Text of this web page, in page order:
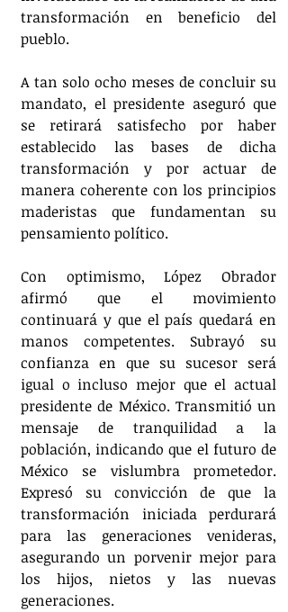
transformación en beneficio del
pueblo.
A tan solo ocho meses de concluir su
mandato, el presidente aseguró que
se retirará satisfecho por haber
establecido las bases de dicha
transformación y por actuar de
manera coherente con los principios
maderistas que fundamentan su
pensamiento político.
Con optimismo, López Obrador
afirmó que el movimiento
continuará y que el país quedará en
manos competentes. Subrayó su
confianza en que su sucesor será
igual o incluso mejor que el actual
presidente de México. Transmitió un
mensaje de tranquilidad a la
población, indicando que el futuro de
México se vislumbra prometedor.
Expresó su convicción de que la
transformación iniciada perdurará
para las generaciones venideras,
asegurando un porvenir mejor para
los hijos, nietos y las nuevas
generaciones.